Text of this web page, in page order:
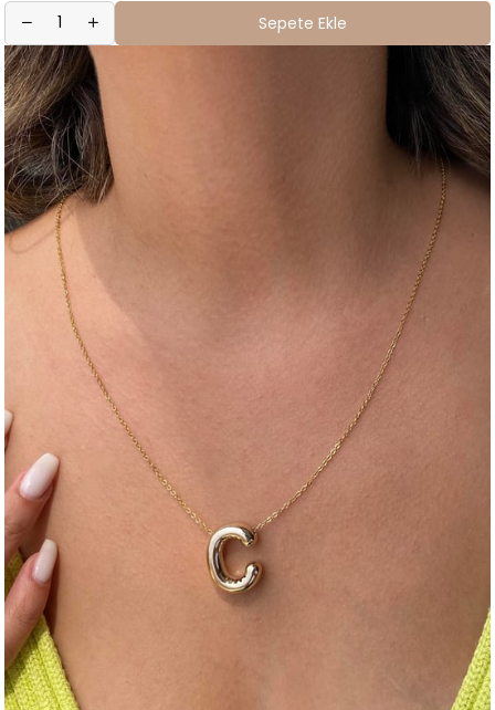
Sepete Ekle